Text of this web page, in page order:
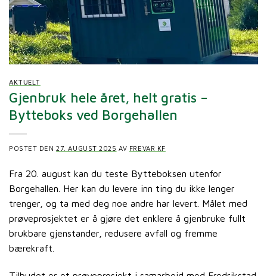
AKTUELT
Gjenbruk hele året, helt gratis –
Bytteboks ved Borgehallen
POSTET DEN27. AUGUST 2025 AV FREVAR KF
Fra 20. august kan du teste Bytteboksen utenfor
Borgehallen. Her kan du levere inn ting du ikke lenger
trenger, og ta med deg noe andre har levert. Målet med
prøveprosjektet er å gjøre det enklere å gjenbruke fullt
brukbare gjenstander, redusere avfall og fremme
bærekraft.